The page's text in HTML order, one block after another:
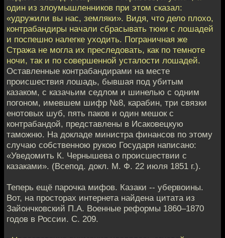
один из злоумышленников при этом сказал:
«удружили вы нас, земляки». Видя, что дело плохо,
контрабандиры начали сбрасывать тюки с лошадей
и поспешно налегке уходить. Пограничная же
Стража не могла их преследовать, как по темноте
ночи, так и по совершенной усталости лошадей.
Оставленные контрабандирами на месте
происшествия лошадь, бывшая под убитым
казаком, с казачьим седлом и шинелью с одним
погоном, имевшем шифр №8, карабин, три связки
енотовых шуб, пять паков и один мешок с
контрабандой, представлены в Исаковецкую
таможню. Ha докладе министра финансов по этому
случаю собственною рукою Государя написано:
«Уведомить К. Чернышева o происшествии с
казаками». (Всепод. докл. М. Ф. 22 июля 1851 г.).
Теперь ещё парочка мифов. Казаки -- убервоины.
Вот, на просторах интернета найдена цитата из
Зайончковский П.А. Военные реформы 1860–1870
годов в России. С. 209.